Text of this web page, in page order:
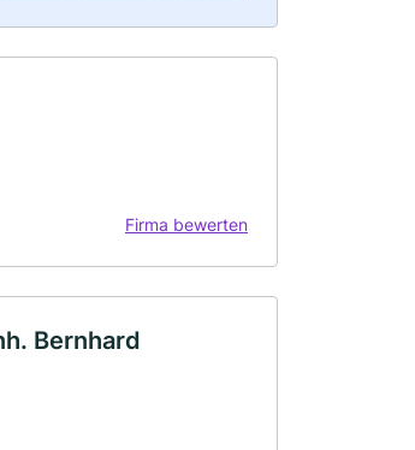
Firma bewerten
Bernhard